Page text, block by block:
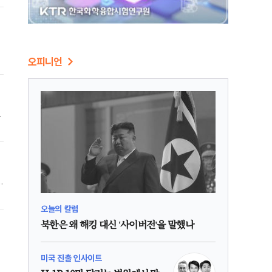
오피니언
오늘의 칼럼
북한은 왜 해킹 대신 '사이버전'을 말했나
미국 진출 인사이트